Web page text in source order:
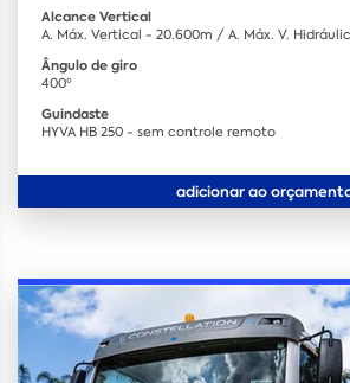
Alcance Vertical
A. Máx. Vertical - 20.600m / A. Máx. V.
Ângulo de giro
400º
Guindaste
HYVA HB 250 - sem controle remoto
adicionar ao